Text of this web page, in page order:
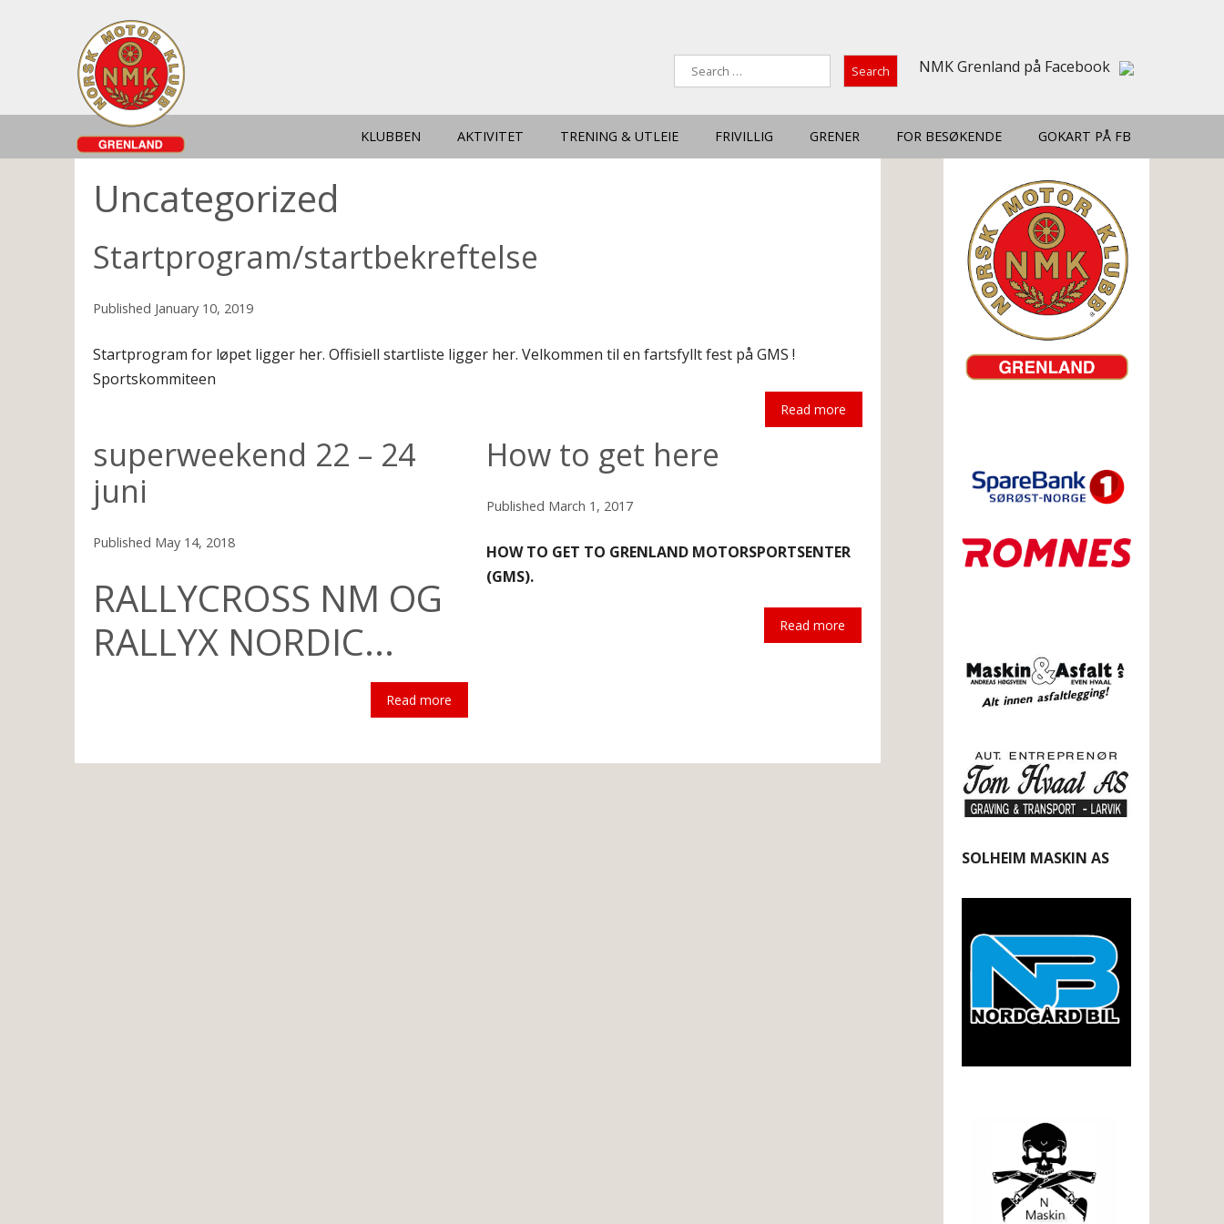
NMK Grenland på Facebook
KLUBBEN AKTIVITET TRENING & UTLEIE FRIVILLIG GRENER FOR BESØKENDE GOKART PÅ FB
Uncategorized
Startprogram/startbekreftelse
Published January 10, 2019
The following is an excerpt.
Startprogram for løpet ligger her. Offisiell startliste ligger her. Velkommen til en fartsfyllt fest på GMS !
Sportskommiteen
Read more
superweekend 22 – 24
juni
Published May 14, 2018
RALLYCROSS NM OG
RALLYX NORDIC...
Read more
How to get here
Published March 1, 2017
HOW TO GET TO GRENLAND MOTORSPORTSENTER
(GMS).
Read more
SOLHEIM MASKIN AS